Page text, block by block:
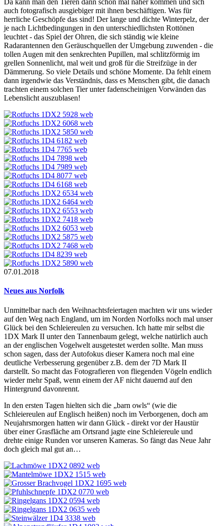
Da kann man den Tieren dann schon mal näher kommen und sich
auch fotografisch ausgiebiger mit ihnen beschäftigen. Was für
herrliche Geschöpfe das sind! Der lange und dichte Winterpelz, der
je nach Lichtbedingungen in den unterschiedlichsten Rottönen
leuchtet - das Spiel der Ohren, die sich ständig wie kleine
Radarantennen den Geräuschquellen der Umgebung zuwenden - die
tollen Augen mit den senkrechten Pupillen, mal schlitzförmig im
grellen Sonnenlicht, mal weit und groß für die Streifzüge in der
Dämmerung. So viele Details und schöne Momente. Da fehlt einem
dann irgendwie das Verständnis, dass es Menschen gibt, die danach
trachten einem solchen Tier unter fadenscheinigen Vorwänden das
Lebenslicht auszublasen!
07.01.2018
Neues aus Norfolk
Unmittelbar nach den Weihnachtsfeiertagen machten wir uns wieder
auf den Weg nach England, um im Norden Norfolks noch mal unser
Glück bei den Schleiereulen zu versuchen. Ich hatte mir selbst die
1DX Mark II unter den Tannenbaum gelegt, welche natürlich auch
an der englischen Vogelwelt ausgetestet werden sollte. Man muss
schon sagen, dass der Autofokus dieser Kamera noch mal eine
deutliche Verbesserung gegenüber z.B. dem der 7D Mark II
darstellt. So macht das Fotografieren von fliegenden Vögeln endlich
wieder mehr Spaß, wenn einem der AF nicht dauernd auf den
Hintergrund davonrennt.
In den ersten Tagen hielten sich die „barn owls“ (wie die
Schleiereulen auf Englisch heißen) noch im Verborgenen, doch am
Neujahrsmorgen hatten wir dann Glück - direkt vor der Haustür
über einer Grasfläche am Ortsrand jagte eine Schleiereule und
drehte einige Runden vor unseren Kameras. So fängt das Neue Jahr
doch gleich mal gut an…